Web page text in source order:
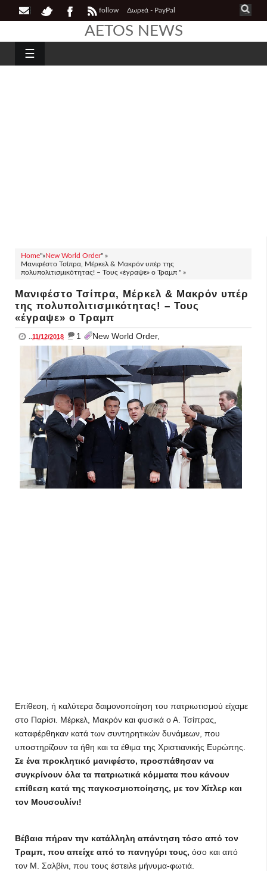
follow Δωρεά - PayPal
AETOS NEWS
☰
Home"»New World Order" »
Mανιφέστο Τσίπρα, Μέρκελ & Μακρόν υπέρ της
πολυπολιτισμικότητας! – Τους «έγραψε» ο Τραμπ " »
Mανιφέστο Τσίπρα, Μέρκελ & Μακρόν υπέρ
της πολυπολιτισμικότητας! – Τους
«έγραψε» ο Τραμπ
..11/12/2018 _ 1 New World Order,
Επίθεση, ή καλύτερα δαιμονοποίηση του πατριωτισμού είχαμε
στο Παρίσι. Μέρκελ, Μακρόν και φυσικά ο Α. Τσίπρας,
καταφέρθηκαν κατά των συντηρητικών δυνάμεων, που
υποστηρίζουν τα ήθη και τα έθιμα της Χριστιανικής Ευρώπης.
Σε ένα προκλητικό μανιφέστο, προσπάθησαν να
συγκρίνουν όλα τα πατριωτικά κόμματα που κάνουν
επίθεση κατά της παγκοσμιοποίησης, με τον Χίτλερ και
τον Μουσουλίνι!
Βέβαια πήραν την κατάλληλη απάντηση τόσο από τον
Τραμπ, που απείχε από το πανηγύρι τους, όσο και από
τον Μ. Σαλβίνι, που τους έστειλε μήνυμα-φωτιά.